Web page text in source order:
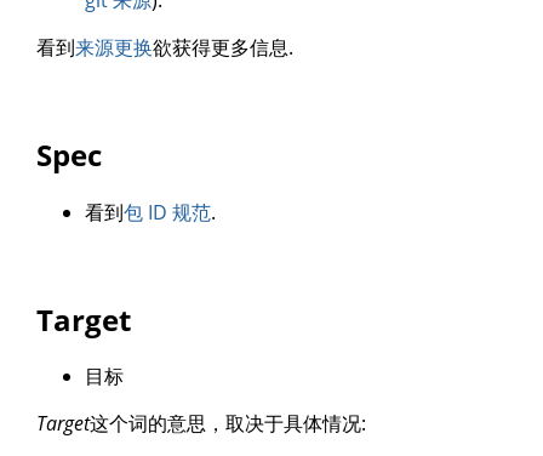
看到来源更换欲获得更多信息.
Spec
看到包 ID 规范.
Target
目标
Target这个词的意思，取决于具体情况: